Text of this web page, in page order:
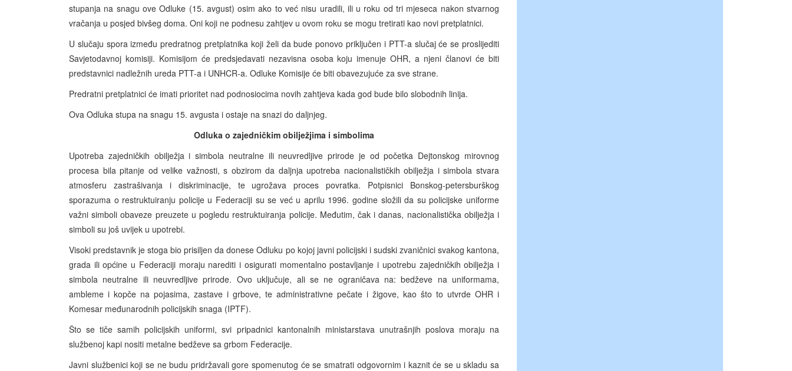
stupanja na snagu ove Odluke (15. avgust) osim ako to već nisu uradili, ili u roku od tri mjeseca nakon stvarnog
vračanja u posjed bivšeg doma. Oni koji ne podnesu zahtjev u ovom roku se mogu tretirati kao novi pretplatnici.
U slučaju spora između predratnog pretplatnika koji želi da bude ponovo priključen i PTT-a slučaj će se proslijediti
Savjetodavnoj komisiji. Komisijom će predsjedavati nezavisna osoba koju imenuje OHR, a njeni članovi će biti
predstavnici nadležnih ureda PTT-a i UNHCR-a. Odluke Komisije će biti obavezujuće za sve strane.
Predratni pretplatnici će imati prioritet nad podnosiocima novih zahtjeva kada god bude bilo slobodnih linija.
Ova Odluka stupa na snagu 15. avgusta i ostaje na snazi do daljnjeg.
Odluka o zajedničkim obilježjima i simbolima
Upotreba zajedničkih obilježja i simbola neutralne ili neuvredljive prirode je od početka Dejtonskog mirovnog
procesa bila pitanje od velike važnosti, s obzirom da daljnja upotreba nacionalističkih obilježja i simbola stvara
atmosferu zastrašivanja i diskriminacije, te ugrožava proces povratka. Potpisnici Bonskog-petersburškog
sporazuma o restruktuiranju policije u Federaciji su se već u aprilu 1996. godine složili da su policijske uniforme
važni simboli obaveze preuzete u pogledu restruktuiranja policije. Međutim, čak i danas, nacionalistička obilježja i
simboli su još uvijek u upotrebi.
Visoki predstavnik je stoga bio prisiljen da donese Odluku po kojoj javni policijski i sudski zvaničnici svakog kantona,
grada ili općine u Federaciji moraju narediti i osigurati momentalno postavljanje i upotrebu zajedničkih obilježja i
simbola neutralne ili neuvredljive prirode. Ovo uključuje, ali se ne ograničava na: bedževe na uniformama,
ambleme i kopče na pojasima, zastave i grbove, te administrativne pečate i žigove, kao što to utvrde OHR i
Komesar međunarodnih policijskih snaga (IPTF).
Što se tiče samih policijskih uniformi, svi pripadnici kantonalnih ministarstava unutrašnjih poslova moraju na
službenoj kapi nositi metalne bedževe sa grbom Federacije.
Javni službenici koji se ne budu pridržavali gore spomenutog će se smatrati odgovornim i kaznit će se u skladu sa